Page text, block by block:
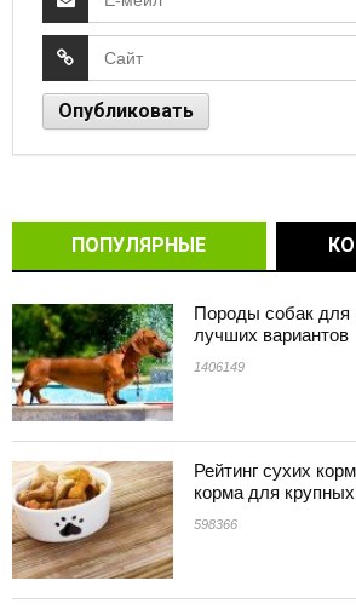
ПОПУЛЯРНЫЕ
Породы собак для
лучших вариантов
1406149
Рейтинг сухих
корма для
598366